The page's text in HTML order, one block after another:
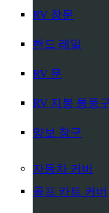
RV 창문
핸드 레일
RV 문
RV 지붕 통풍
양보 창구
자동차 커버
골프 카트 커버